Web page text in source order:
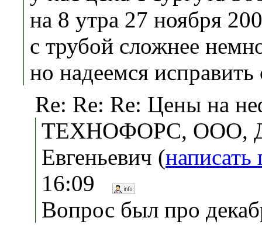
на 8 утра 27 ноября
с трубой сложнее
но надеемся
Re: Re: Re: Цены на
ТЕХНОФОРС, ООО,
Евгеньевич (написать
16:09
Вопрос был про